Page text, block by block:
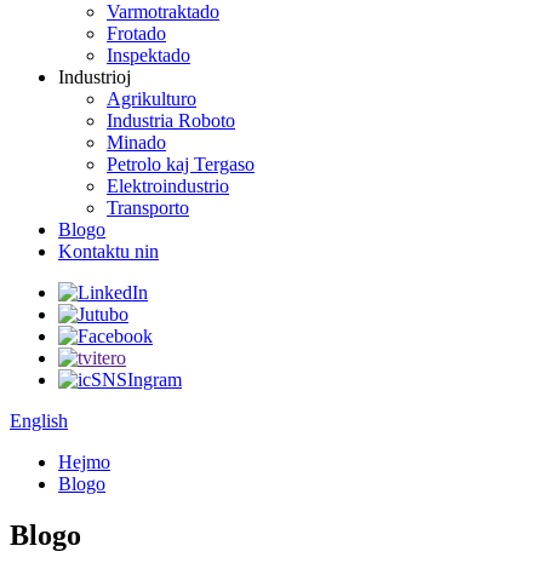
Varmotraktado
Frotado
Inspektado
Industrioj
Agrikulturo
Industria Roboto
Minado
Petrolo kaj Tergaso
Elektroindustrio
Transporto
Blogo
Kontaktu nin
English
Hejmo
Blogo
Blogo